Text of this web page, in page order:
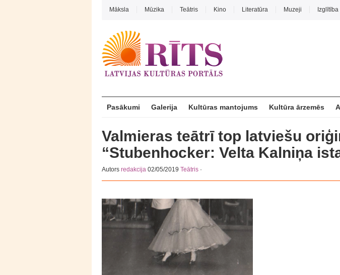
Māksla Mūzika Teātris Kino Literatūra Muzeji Izglītība
Pasākumi Galerija Kultūras mantojums Kultūra ārzemēs
Valmieras teātrī top latviešu
“Stubenhocker: Velta Kalniņa
Autors redakcija 02/05/2019 Teātris ·